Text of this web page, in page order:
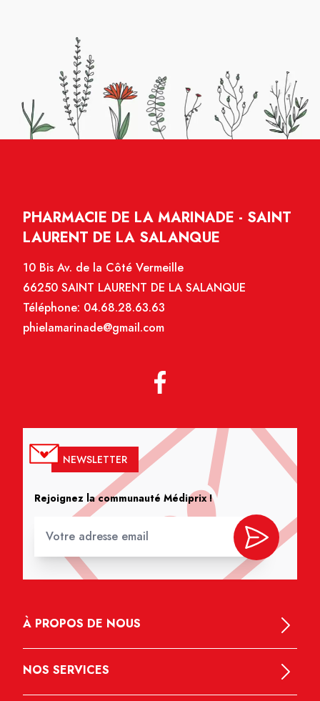
PHARMACIE DE LA MARINADE - SAINT
LAURENT DE LA SALANQUE
10 Bis Av. de la Côté Vermeille
66250 SAINT LAURENT DE LA SALANQUE
Téléphone: 04.68.28.63.63
phielamarinade@gmail.com
NEWSLETTER
Rejoignez la communauté Médiprix !
À PROPOS DE NOUS
NOS SERVICES